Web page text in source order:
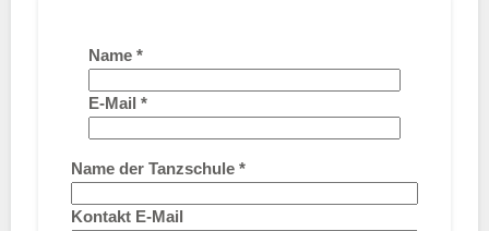
Name *
E-Mail *
Name der Tanzschule *
Kontakt E-Mail